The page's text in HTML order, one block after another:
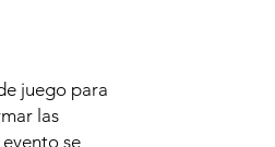
juego para
las
evento se